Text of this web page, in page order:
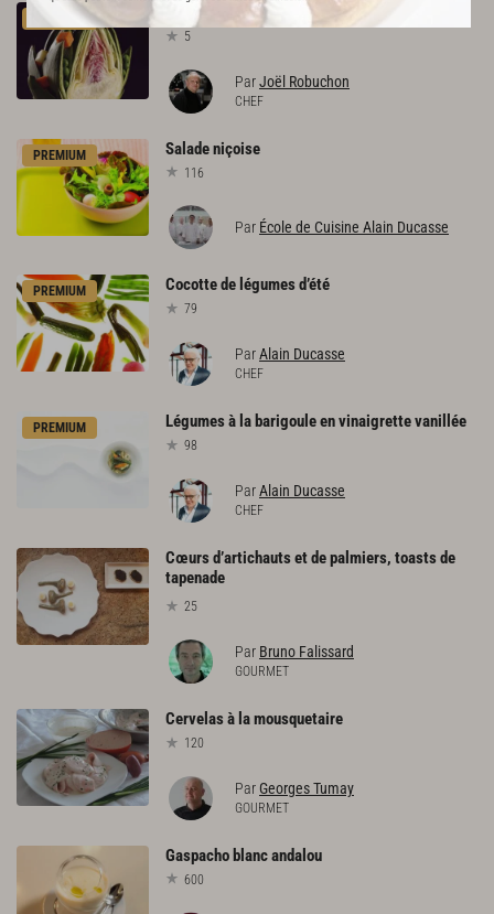
PREMIUM Artichauts macédoine
5
ParJoël Robuchon
CHEF
PREMIUM Saladeniçoise
116
Par École de Cuisine Alain Ducasse
PREMIUM Cocottede légumesd’été
79
ParAlain Ducasse
CHEF
PREMIUM Légumesà la barigouleenvinaigrettevanillée
98
ParAlain Ducasse
CHEF
Cœurs d’artichauts et de palmiers, toasts de
tapenade
25
Par Bruno Falissard
GOURMET
Cervelasà lamousquetaire
120
ParGeorges Tumay
GOURMET
Gaspacho blancandalou
600